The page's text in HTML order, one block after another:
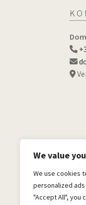
We value
We use cookies
personalized
"Accept All", you